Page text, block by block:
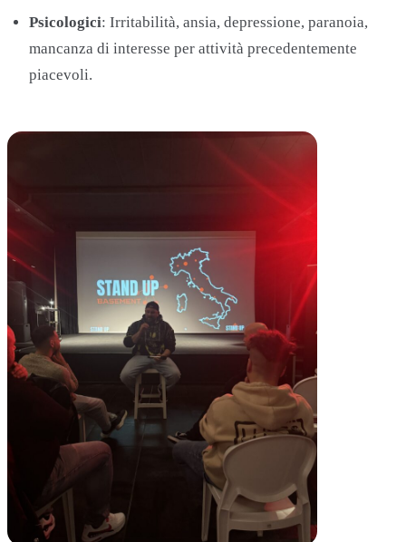
Psicologici: Irritabilità, ansia, depressione, paranoia,
mancanza di interesse per attività precedentemente
piacevoli.